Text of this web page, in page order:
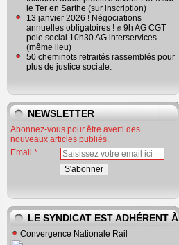
le Ter en Sarthe (sur inscription)
13 janvier 2026 ! Négociations
annuelles obligatoires ! ✊ 9h AG CGT
pole social 10h30 AG interservices
(même lieu)
50 cheminots retraités rassemblés pour
plus de justice sociale.
NEWSLETTER
Abonnez-vous pour être averti des
nouveaux articles publiés.
Email
LE SYNDICAT EST ADHÉRENT À
Convergence Nationale Rail